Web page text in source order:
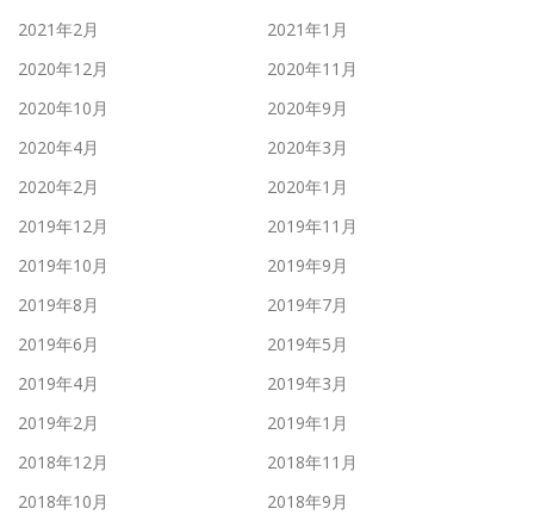
2021年2月
2021年1月
2020年12月
2020年11月
2020年10月
2020年9月
2020年4月
2020年3月
2020年2月
2020年1月
2019年12月
2019年11月
2019年10月
2019年9月
2019年8月
2019年7月
2019年6月
2019年5月
2019年4月
2019年3月
2019年2月
2019年1月
2018年12月
2018年11月
2018年10月
2018年9月